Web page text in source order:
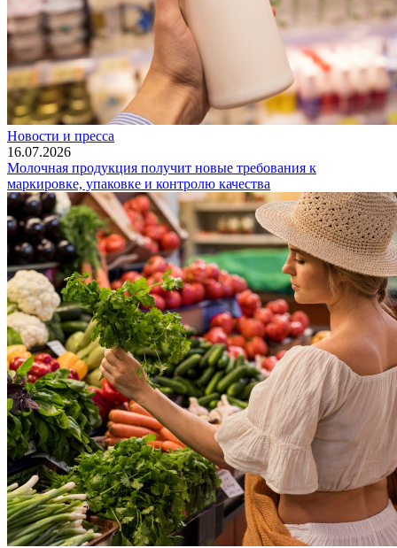
Новости и пресса
16.07.2026
Молочная продукция получит новые требования к
маркировке, упаковке и контролю качества